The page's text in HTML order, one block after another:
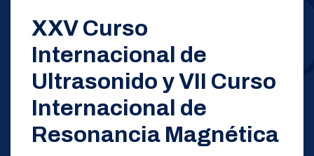
XXV Curso
Internacional de
Ultrasonido y VII Curso
Internacional de
Resonancia Magnética